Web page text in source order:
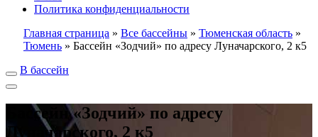
Политика конфиденциальности
Главная страница » Все бассейны » Тюменская область »
Тюмень » Бассейн «Зодчий» по адресу Луначарского, 2 к5
В бассейн
Бассейн «Зодчий» по адресу
Луначарского, 2 к5